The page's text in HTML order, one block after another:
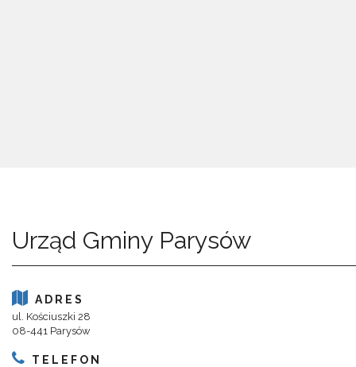
Urząd Gminy Parysów
ADRES
ul. Kościuszki 28
08-441 Parysów
TELEFON